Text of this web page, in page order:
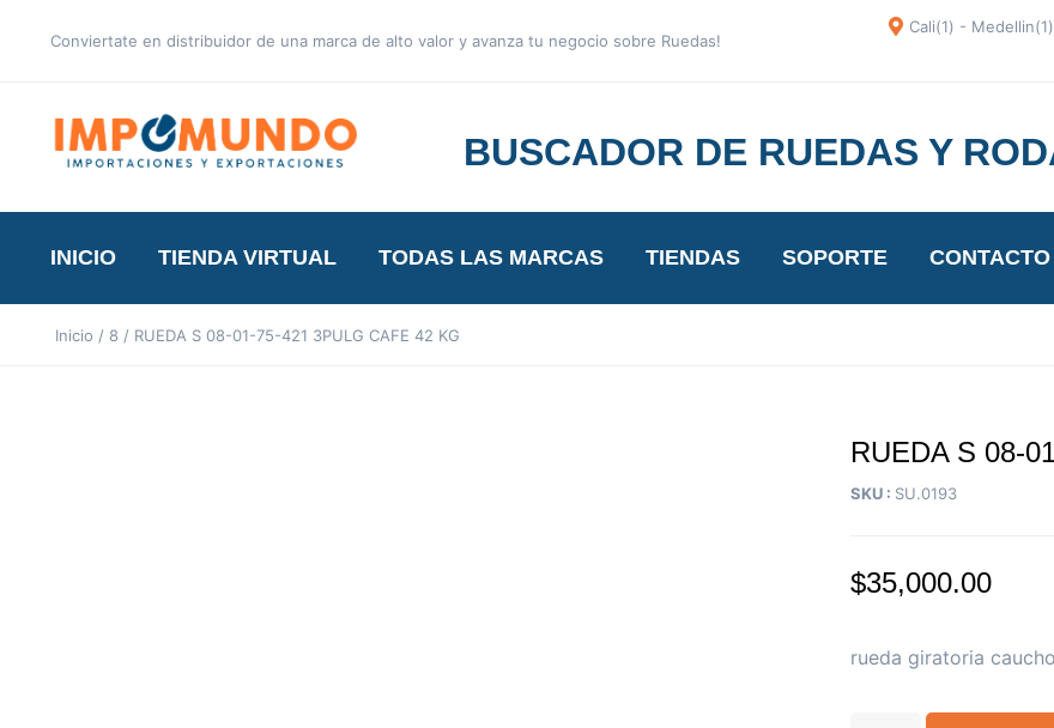
Conviertate en distribuidor de una marca de alto valor y avanza tu negocio sobre Ruedas!
Cali(1) -
BUSCADOR DE RUEDAS Y
INICIO TIENDA VIRTUAL TODAS LAS MARCAS TIENDAS SOPORTE CONTACTO
Inicio / 8 / RUEDA S 08-01-75-421 3PULG CAFE 42 KG
RUEDA S 08-
SKU : SU.0193
$35,000.00
rueda giratoria